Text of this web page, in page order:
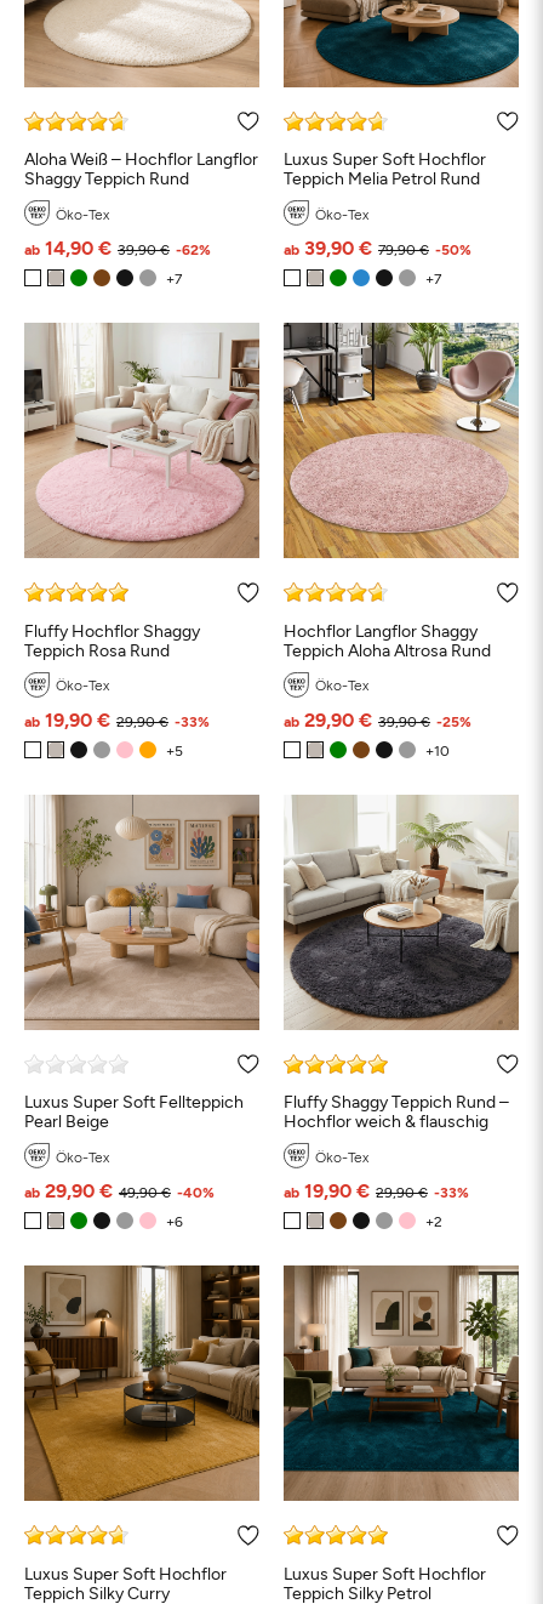
Weiß
Beige Grau
Schwarz Türkis
Petrol Grün Rot
Rosa
Orange Braun
Taupe
Aloha Weiß – Hochflor Langflor
Shaggy Teppich Rund
Öko-Tex
39,90 €
ab 14,90 € -62%
Luxus Super Soft Hochflor
Teppich Melia Petrol Rund
Öko-Tex
79,90 €
ab 39,90 € -50%
Fluffy Hochflor Shaggy
Teppich Rosa Rund
Öko-Tex
29,90 €
ab 19,90 € -33%
Hochflor Langflor Shaggy
Teppich Aloha Altrosa Rund
Öko-Tex
39,90 €
ab 29,90 € -25%
Luxus Super Soft Fellteppich
Pearl Beige
Öko-Tex
49,90 €
ab 29,90 € -40%
Fluffy Shaggy Teppich Rund –
Hochflor weich & flauschig
Öko-Tex
29,90 €
ab 19,90 € -33%
Luxus Super Soft Hochflor
Teppich Silky Curry
Luxus Super Soft Hochflor
Teppich Silky Petrol